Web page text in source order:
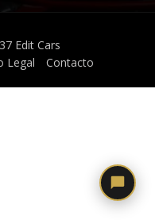
Edit Cars
Legal Contacto